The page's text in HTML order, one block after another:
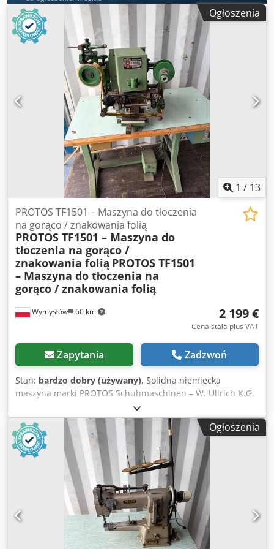
Ogłoszenia
1 / 13
Wymysłów 60 km
PROTOS TF1501 – Maszyna do tłoczenia
na gorąco / znakowania folią
PROTOS TF1501 – Maszyna do
tłoczenia na gorąco /
znakowania folią PROTOS TF1501
– Maszyna do tłoczenia na
gorąco / znakowania folią
2 199 €
Cena stała plus VAT
Zapytania Zadzwoń
Stan: bardzo dobry (używany), Solidna niemiecka
maszyna marki PROTOS Schuhmaschinen – W. Ullrich K.G.
Frankfurt am Main, przeznaczona do wykonywania
trwałych oznaczeń, numeracji oraz nadruków metodą
tłoczenia na gorąco. Urządzenie znajduje zastosowanie w
produkcji obuwia, galanterii skórzanej, pasków, portfeli,
etui oraz innych wyrobów wymagających estetycznego
znakowania. Maszyna wyposażona jest w regulowany
mechanizm znakujący z wymiennymi cyframi oraz system
podawania folii do tłoczenia. Stabilna konstrukcja
zapewnia precyzyjną i powtarzalną pracę. Cjdpfx Aszgui
Dekvoha Dane techniczne: Producent: PROTOS
Schuhmaschinen W. Ullrich K.G., Frankfurt am Main
Ogłoszenia